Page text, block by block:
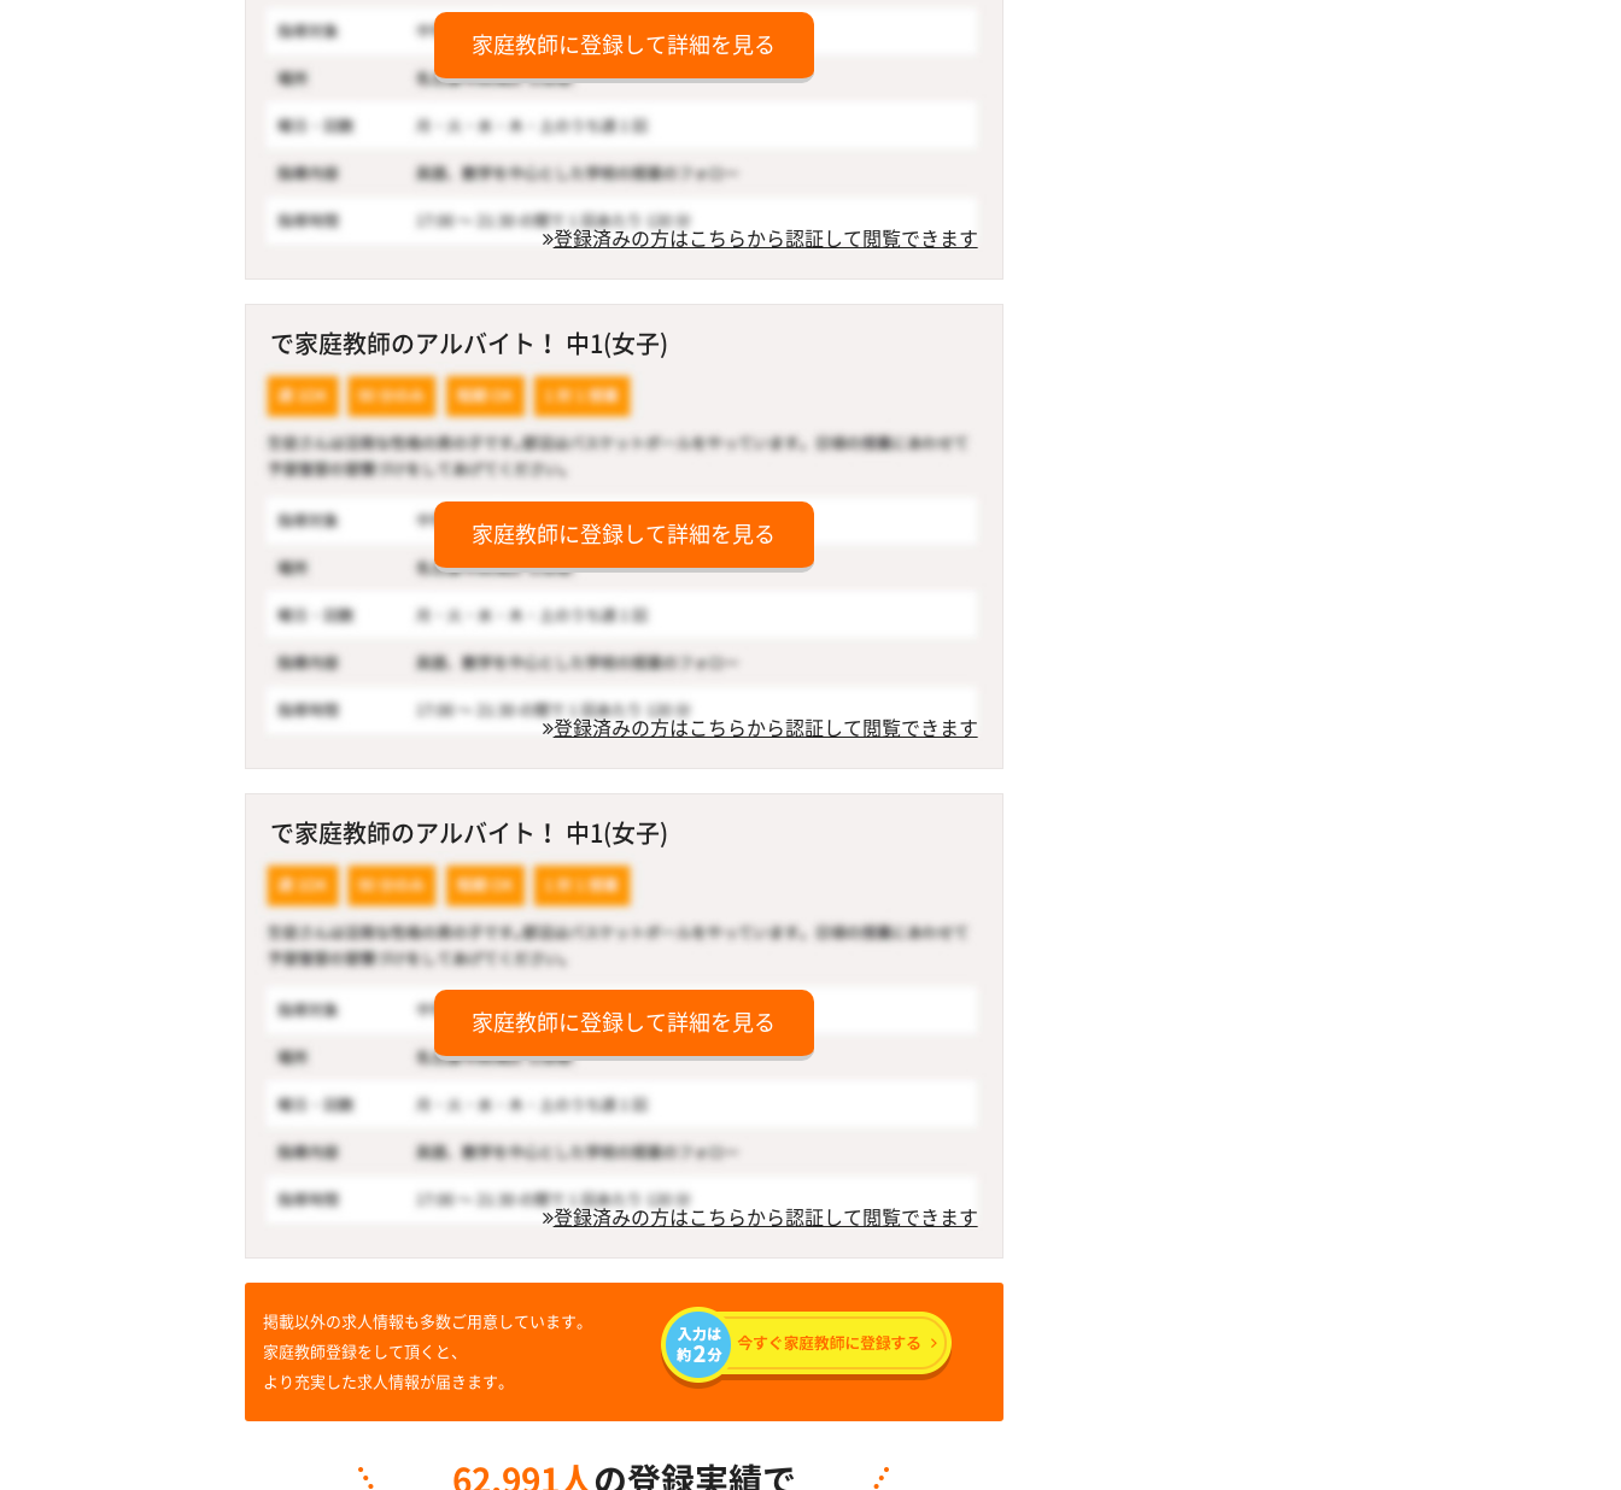
家庭教師に登録して詳細を見る
登録済みの方はこちらから認証して閲覧できます
で家庭教師のアルバイト！ 中1(女子)
家庭教師に登録して詳細を見る
登録済みの方はこちらから認証して閲覧できます
で家庭教師のアルバイト！ 中1(女子)
家庭教師に登録して詳細を見る
登録済みの方はこちらから認証して閲覧できます
掲載以外の求人情報も多数ご用意しています。
家庭教師登録をして頂くと、
より充実した求人情報が届きます。
62,991人 の登録実績で